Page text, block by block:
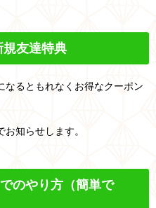
友達特典
なるともれなくお得なクーポン
知らせします。
のやり方 （簡単で